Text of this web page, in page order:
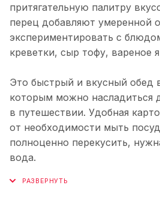
притягательную палитру
перец добавляют умеренной
экспериментировать с
креветки, сыр тофу, вареное
Это быстрый и вкусный обед
которым можно насладиться
в путешествии. Удобная
от необходимости мыть
полноценно перекусить,
вода.